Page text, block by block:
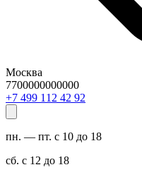
Москва
7700000000000
29 24 211 994 7+
пн. — пт. с 10 до 18
сб. с 12 до 18